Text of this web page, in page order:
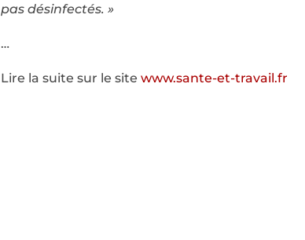
pas désinfectés. »
…
Lire la suite sur le site www.sante-et-travail.fr